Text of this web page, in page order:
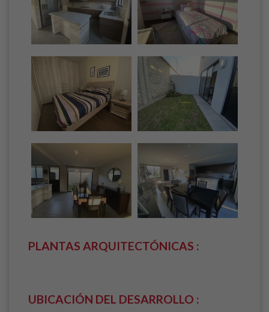
PLANTAS ARQUITECTÓNICAS :
UBICACIÓN DEL DESARROLLO :